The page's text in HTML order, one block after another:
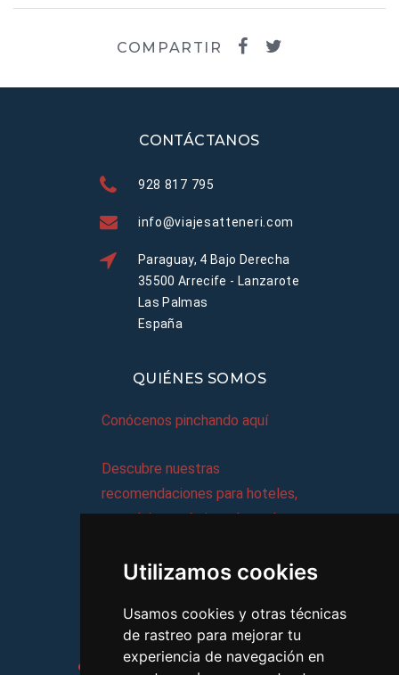
Utilizamos cookies
Usamos cookies y otras técnicas
de rastreo para mejorar tu
experiencia de navegación en
COMPARTIR
CONTÁCTANOS
928 817 795
info@viajesatteneri.com
Paraguay, 4 Bajo Derecha
35500 Arrecife - Lanzarote
Las Palmas
España
QUIÉNES SOMOS
Conócenos pinchando aquí
Descubre nuestras
recomendaciones para hoteles,
complejos turísticos, hostales,
viajes, y mucho más!
MI AGENCIA
Aviso legal Condiciones de uso